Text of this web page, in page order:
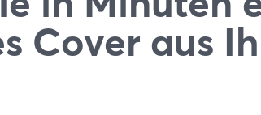
Cover aus